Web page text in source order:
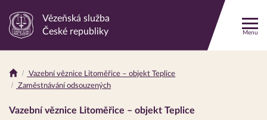
Odkaz
stránku
Vězeňská služba
České republiky
Menu
Drobečková
Vazební věznice Litoměřice – objekt Teplice
Zaměstnávání odsouzených
Vazební věznice Litoměřice – objekt Teplice